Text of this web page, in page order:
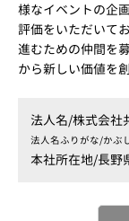
様なイベントの企
評価をいただいて
進むための仲間を
から新しい価値を
法人名/株式会社
法人名ふりがな/かぶ
本社所在地/長野